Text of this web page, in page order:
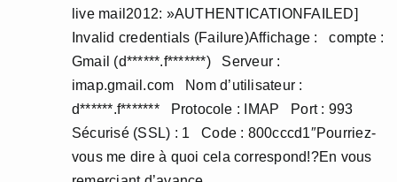
live mail2012: »AUTHENTICATIONFAILED]
Invalid credentials (Failure)Affichage : compte :
Gmail (d******.f*******) Serveur :
imap.gmail.com Nom d’utilisateur :
d******.f******* Protocole : IMAP Port : 993
Sécurisé (SSL) : 1 Code : 800cccd1″Pourriez-
vous me dire à quoi cela correspond!?En vous